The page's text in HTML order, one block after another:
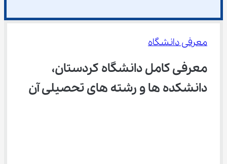
معرفی دانشگاه
معرفی کامل دانشگاه کردستان،
دانشکده ها و رشته های تحصیلی آن